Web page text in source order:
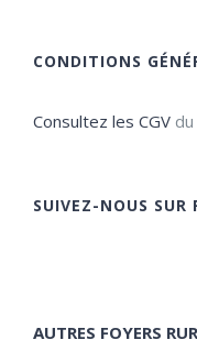
CONDITIONS
Consultez les CGV
SUIVEZ-NOUS SUR
AUTRES FOYERS